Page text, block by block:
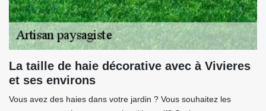
La taille de haie décorative avec à Vivieres
et ses environs
Vous avez des haies dans votre jardin ? Vous souhaitez les